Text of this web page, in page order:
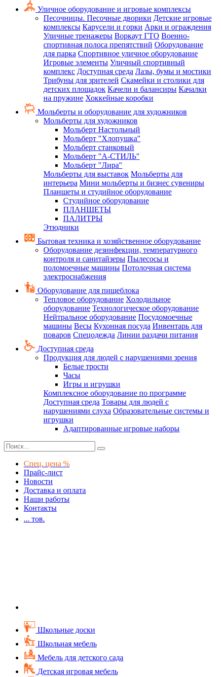
Уличное оборудование и игровые комплексы
Песочницы. Песочные дворики Детские игровые
комплексы Карусели и горки Арки и ограждения
Уличные тренажеры Воркаут ГТО Военно-
спортивная полоса препятствий Оборудование
для парка Спортивное уличное оборудование
Игровые элементы Уличный спортивный
комплекс Доступная среда Лазы, бумы и мостики
Трибуны для зрителей Скамейки и столики для
детских площадок Качели и балансиры Качалки
на пружине Хоккейные коробки
Мольберты и оборудование для художников
Мольберты для художников
Мольберт Настольный
Мольберт "Хлопушка"
Мольберт станковый
Мольберт "А-СТИЛЬ"
Мольберт "Лира"
Мольберты для выставок Мольберты для
интерьера Мини мольберты и бизнес сувениры
Планшеты и студийное оборудование
Студийное оборудование
ПЛАНШЕТЫ
ПАЛИТРЫ
Этюдники
Бытовая техника и хозяйственное оборудование
Оборудование дезинфекции, температурного
контроля и санитайзеры Пылесосы и
поломоечные машины Потолочная система
электроснабжения
Оборудование для пищеблока
Тепловое оборудование Холодильное
оборудование Технологическое оборудование
Нейтральное оборудование Посудомоечные
машины Весы Кухонная посуда Инвентарь для
поваров Спецодежда Линии раздачи питания
Доступная среда
Продукция для людей с нарушениями зрения
Белые трости
Часы
Игры и игрушки
Комплексное оборудование по программе
Доступная среда Товары для людей с
нарушениями слуха Образовательные системы и
игрушки
Адаптированные игровые наборы
Спец. цена %
Прайс-лист
Новости
Доставка и оплата
Наши работы
Контакты
... тов.
Школьные доски
Школьная мебель
Мебель для детского сада
Детская игровая мебель